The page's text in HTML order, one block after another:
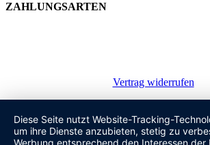
ZAHLUNGSARTEN
Vertrag widerrufen
Diese Seite nutzt Website-Tracking-
um ihre Dienste anzubieten, stetig zu
Werbung entsprechend den Interessen der